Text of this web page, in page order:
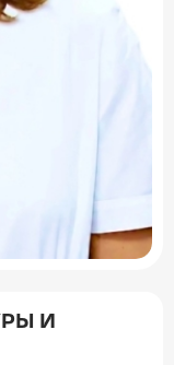
И